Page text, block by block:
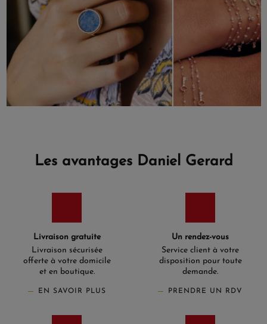
Les avantages Daniel Gerard
Livraison gratuite
Livraison sécurisée
offerte à votre domicile
et en boutique.
EN SAVOIR PLUS
Un rendez-vous
Service client à votre
disposition pour toute
demande.
PRENDRE UN RDV